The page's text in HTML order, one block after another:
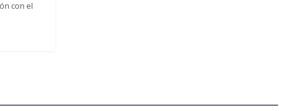
con el